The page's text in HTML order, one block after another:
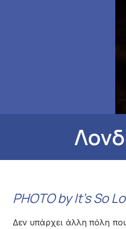
PHOTO by It's So
Δεν υπάρχει άλλη πόλη